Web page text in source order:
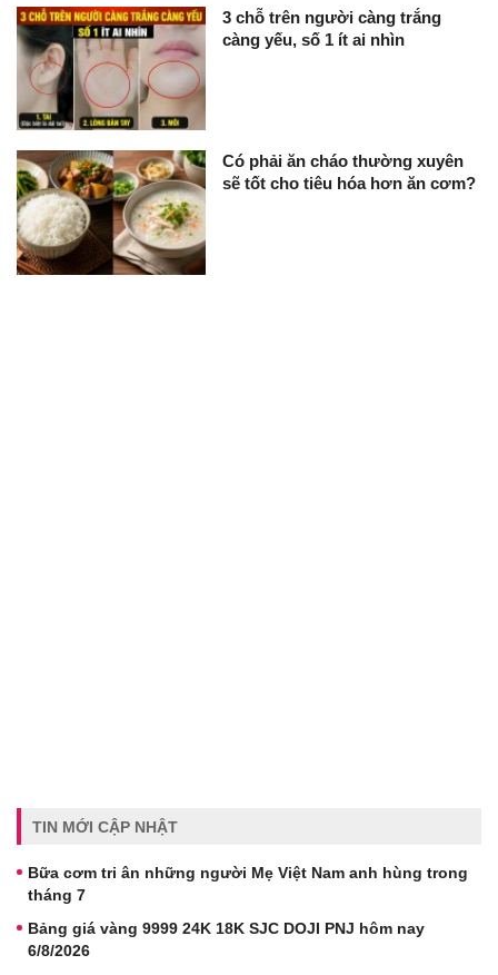
3 chỗ trên người càng trắng
càng yếu, số 1 ít ai nhìn
Có phải ăn cháo thường xuyên
sẽ tốt cho tiêu hóa hơn ăn cơm?
TIN MỚI CẬP NHẬT
Bữa cơm tri ân những người Mẹ Việt Nam anh hùng trong
tháng 7
Bảng giá vàng 9999 24K 18K SJC DOJI PNJ hôm nay
6/8/2026